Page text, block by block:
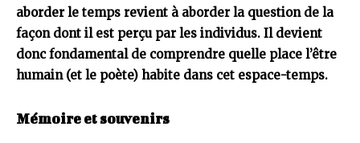
aborder le temps revient à aborder la question de la
façon dont il est perçu par les individus. Il devient
donc fondamental de comprendre quelle place l’être
humain (et le poète) habite dans cet espace-temps.
Mémoire et souvenirs